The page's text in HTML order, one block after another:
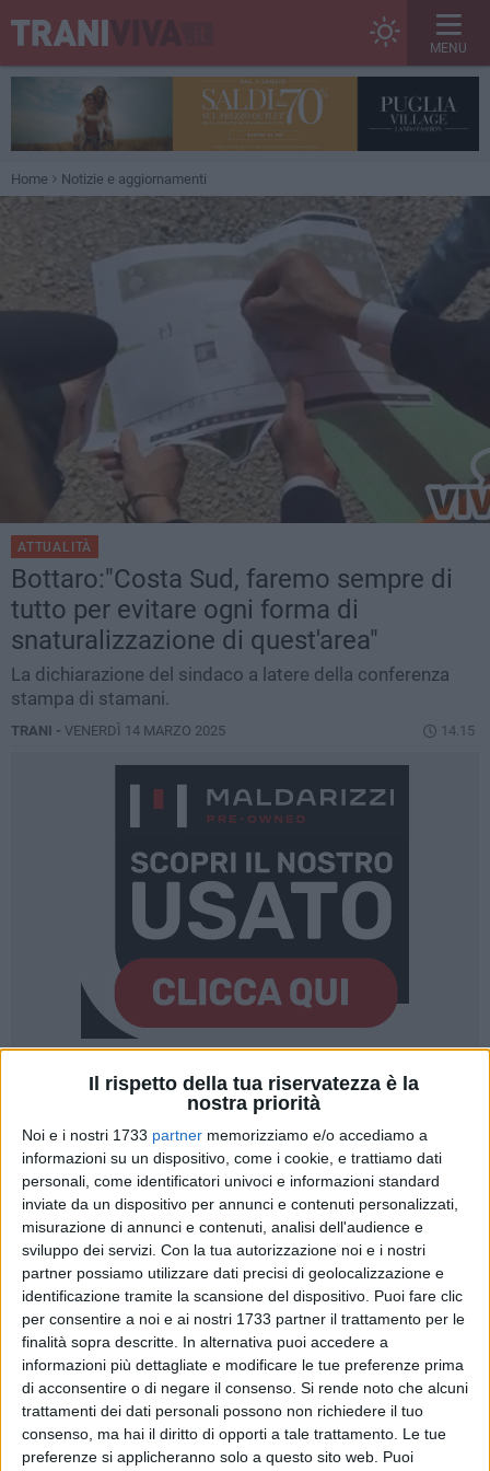
Il rispetto della tua riservatezza è la
nostra priorità
Noi e i nostri 1733 partner memorizziamo e/o accediamo a
informazioni su un dispositivo, come i cookie, e trattiamo dati
personali, come identificatori univoci e informazioni standard
inviate da un dispositivo per annunci e contenuti personalizzati,
misurazione di annunci e contenuti, analisi dell'audience e
sviluppo dei servizi. Con la tua autorizzazione noi e i nostri
partner possiamo utilizzare dati precisi di geolocalizzazione e
identificazione tramite la scansione del dispositivo. Puoi fare clic
per consentire a noi e ai nostri 1733 partner il trattamento per le
finalità sopra descritte. In alternativa puoi accedere a
informazioni più dettagliate e modificare le tue preferenze prima
di acconsentire o di negare il consenso. Si rende noto che alcuni
trattamenti dei dati personali possono non richiedere il tuo
consenso, ma hai il diritto di opporti a tale trattamento. Le tue
preferenze si applicheranno solo a questo sito web. Puoi
MENU
Home Notizie e aggiornamenti
ATTUALITÀ
Bottaro:"Costa Sud, faremo sempre di
tutto per evitare ogni forma di
snaturalizzazione di quest'area"
La dichiarazione del sindaco a latere della conferenza
stampa di stamani.
TRANI - VENERDÌ 14 MARZO 2025 14.15
14
A cura di
TONINO LACALAMITA
Il Sindaco di Trani Bottaro ha tenuto stamani la conferenza
stampa, con ampia partecipazione dei giornalisti alla quale
era riservata per ragione di sicurezza di cantiere, utile per
chiarire alcune questioni che erano emerse un questi ultimi
giorni, (vi rimandiamo per i dettagli alla intera diretta social
pubblicata dalla pagina Facebook di TraniViva). A
conclusione della conferenza abbiamo chiesto al Primo
Cittadino una dichiarazione finale.
Sindaco, siamo alla fine di un percorso di oltre due